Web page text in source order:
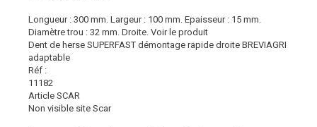
Longueur : 300 mm. Largeur : 100 mm. Epaisseur : 15 mm.
Diamètre trou : 32 mm. Droite. Voir le produit
Dent de herse SUPERFAST démontage rapide droite BREVIAGRI
adaptable
Réf :
11182
Article SCAR
Non visible site Scar